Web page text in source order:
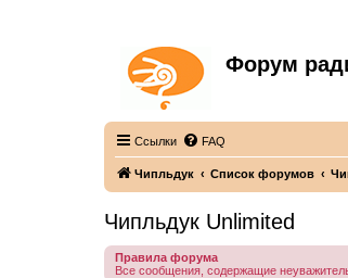
Форум
Ссылки FAQ
Чипльдук Список форумов
Чипльдук Unlimited
Правила форума
Все сообщения, содержащие